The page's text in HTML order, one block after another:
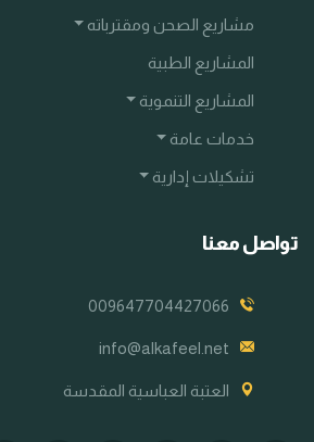
مشاريع الصحن ومقترباته
المشاريع الطبية
المشاريع التنموية
خدمات عامة
تشكيلات إدارية
تواصل معنا
009647704427066
info@alkafeel.net
العتبة العباسية المقدسة